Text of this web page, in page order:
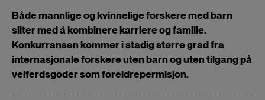
Både mannlige og kvinnelige forskere med barn
sliter med å kombinere karriere og familie.
Konkurransen kommer i stadig større grad fra
internasjonale forskere uten barn og uten tilgang på
velferdsgoder som foreldrepermisjon.